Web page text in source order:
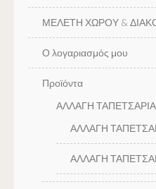
ΜΕΛΕΤΗ ΧΩΡΟΥ &
Ο λογαριασμός μου
Προϊόντα
ΑΛΛΑΓΗ
ΑΛΛΑΓΗ
ΑΛΛΑΓΗ